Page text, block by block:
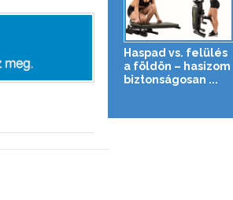
Haspad vs. felülés
a földön – hasizom
biztonságosan ...